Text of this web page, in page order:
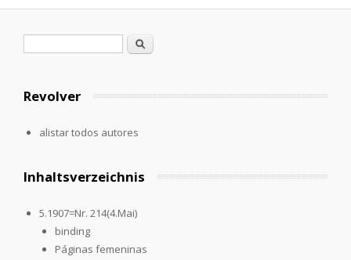
Formulario de búsqueda
Buscar
Revolver
alistar todos autores
Inhaltsverzeichnis
5.1907=Nr. 214(4.Mai)
binding
Páginas femeninas